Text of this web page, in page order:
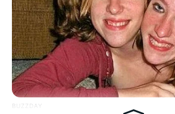
10 Desain Kanopi Tempat
Tidur, Serasa Beristirahat di
Kamar Raja
BUZZDAY